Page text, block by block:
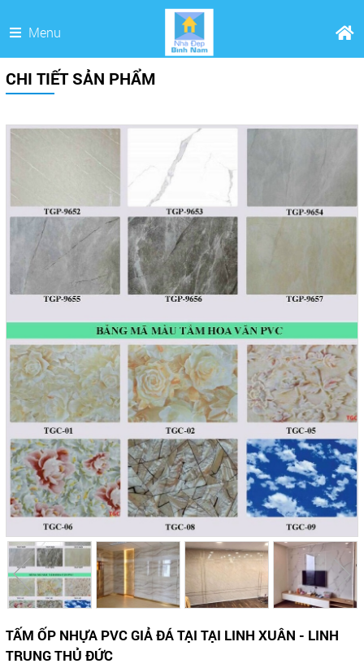
Menu
CHI TIẾT SẢN PHẨM
TẤM ỐP NHỰA PVC GIẢ ĐÁ TẠI TẠI LINH XUÂN - LINH
TRUNG THỦ ĐỨC